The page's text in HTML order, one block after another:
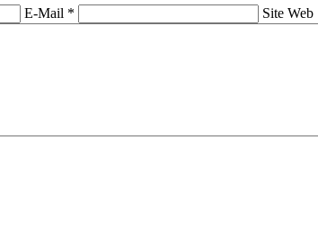
E-Mail * Site Web